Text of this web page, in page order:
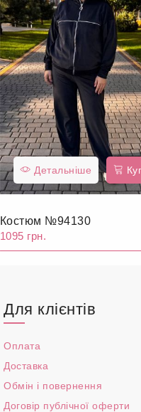
Детальніше
Костюм №94130
1095 грн.
Для клієнтів
Оплата
Доставка
Обмін і повернення
Договір публічної оферти